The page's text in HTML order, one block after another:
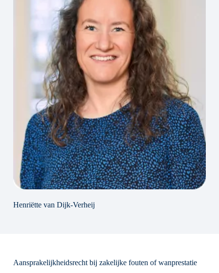
Henriëtte van Dijk-Verheij
Aansprakelijkheidsrecht bij zakelijke fouten of wanprestatie